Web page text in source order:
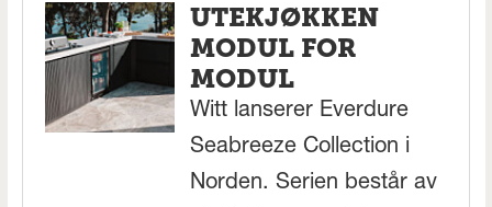
UTEKJØKKEN
MODUL FOR
MODUL
Witt lanserer Everdure
Seabreeze Collection i
Norden. Serien består av